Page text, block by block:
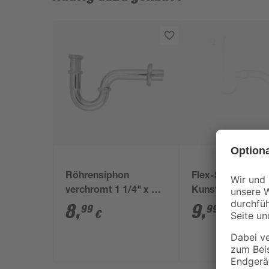
Röhrensiphon
verchromt 1 1/4" x 32
mm
8,99 €
Flex-Siphon
Kunststoff weiß
x 40/50 mm
9,99